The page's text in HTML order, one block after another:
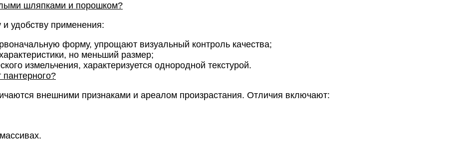
шляпками и порошком?
удобству применения:
форму, упрощают визуальный контроль качества;
но меньший размер;
измельчения, характеризуется однородной текстурой.
внешними признаками и ареалом произрастания. Отличия включают: